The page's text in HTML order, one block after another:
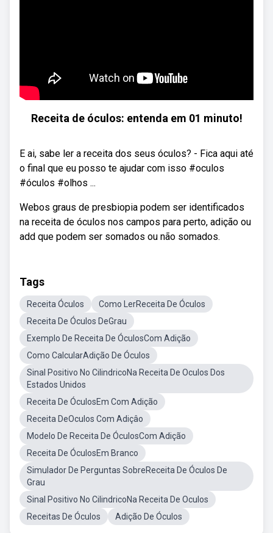
Receita de óculos: entenda em 01 minuto!
E ai, sabe ler a receita dos seus óculos? - Fica aqui até
o final que eu posso te ajudar com isso #oculos
#óculos #olhos ...
Webos graus de presbiopia podem ser identificados
na receita de óculos nos campos para perto, adição ou
add que podem ser somados ou não somados.
Tags
Receita Óculos
Como LerReceita De Óculos
Receita De Óculos DeGrau
Exemplo De Receita De ÓculosCom Adição
Como CalcularAdição De Óculos
Sinal Positivo No CilindricoNa Receita De Oculos Dos
Estados Unidos
Receita De ÓculosEm Com Adição
Receita DeOculos Com Adiçâo
Modelo De Receita De ÓculosCom Adição
Receita De ÓculosEm Branco
Simulador De Perguntas SobreReceita De Óculos De
Grau
Sinal Positivo No CilindricoNa Receita De Oculos
Receitas De Óculos
Adição De Óculos